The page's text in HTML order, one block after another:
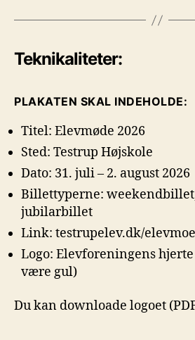
Teknikaliteter:
PLAKATEN SKAL INDEHOLDE:
Titel: Elevmøde 2026
Sted: Testrup Højskole
Dato: 31. juli – 2. august 2026
Billettyperne:
jubilarbillet
Link: testrupelev.dk/
Logo: Elevforeningens
være gul)
Du kan downloade logoet